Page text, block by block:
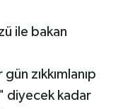
ile bakan
zıkkımlanıp
diyecek kadar